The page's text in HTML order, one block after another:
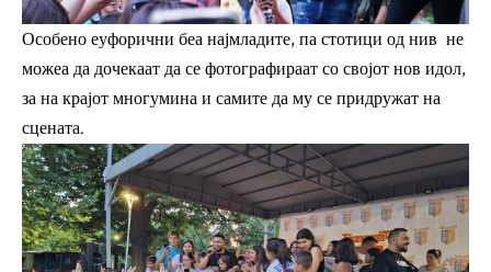
Особено еуфорични беа најмладите, па стотици од нив не
можеа да дочекаат да се фотографираат со својот нов идол,
за на крајот многумина и самите да му се придружат на
сцената.